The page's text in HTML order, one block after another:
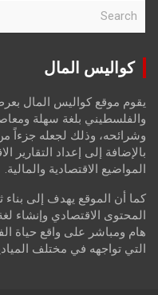
r
كواليس المال
يقوم موقع كواليس المال
والفلسطيني بلغة سهلة
وشرائحه، وذلك لجعله جزءاً من
بالإضافة إلى إعداد
المواضيع الاقتصادية والمالية.
كما أن الموقع يهدف إلى بناء
المحتوى الاقتصادي وإنشاء
هام ومباشر على واقع حياة
التي تواجهه في مختلف